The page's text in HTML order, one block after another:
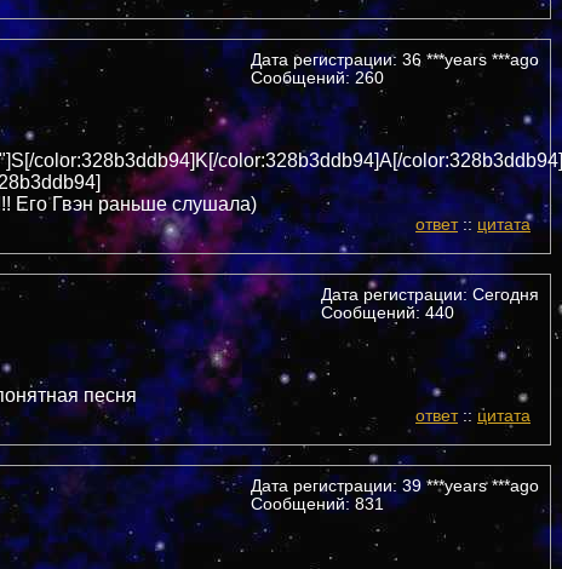
Дата регистрации: 36 ***years ***ago
Сообщений: 260
color:328b3ddb94]K[/color:328b3ddb94]A[/color:328b3ddb94]
Его Гвэн раньше слушала)
ответ:: цитата
Дата регистрации: Сегодня
Сообщений: 440
песня
ответ:: цитата
Дата регистрации: 39 ***years ***ago
Сообщений: 831